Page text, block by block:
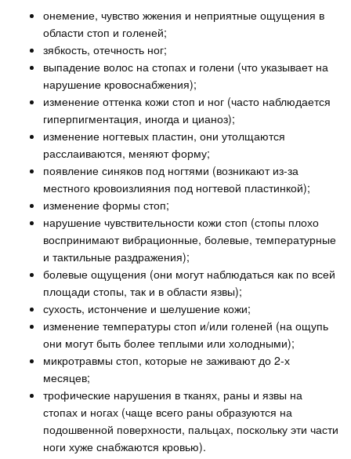
онемение, чувство жжения и неприятные ощущения в
области стоп и голеней;
зябкость, отечность ног;
выпадение волос на стопах и голени (что указывает на
нарушение кровоснабжения);
изменение оттенка кожи стоп и ног (часто наблюдается
гиперпигментация, иногда и цианоз);
изменение ногтевых пластин, они утолщаются
расслаиваются, меняют форму;
появление синяков под ногтями (возникают из-за
местного кровоизлияния под ногтевой пластинкой);
изменение формы стоп;
нарушение чувствительности кожи стоп (стопы плохо
воспринимают вибрационные, болевые, температурные
и тактильные раздражения);
болевые ощущения (они могут наблюдаться как по всей
площади стопы, так и в области язвы);
сухость, истончение и шелушение кожи;
изменение температуры стоп и/или голеней (на ощупь
они могут быть более теплыми или холодными);
микротравмы стоп, которые не заживают до 2-х
месяцев;
трофические нарушения в тканях, раны и язвы на
стопах и ногах (чаще всего раны образуются на
подошвенной поверхности, пальцах, поскольку эти части
ноги хуже снабжаются кровью).